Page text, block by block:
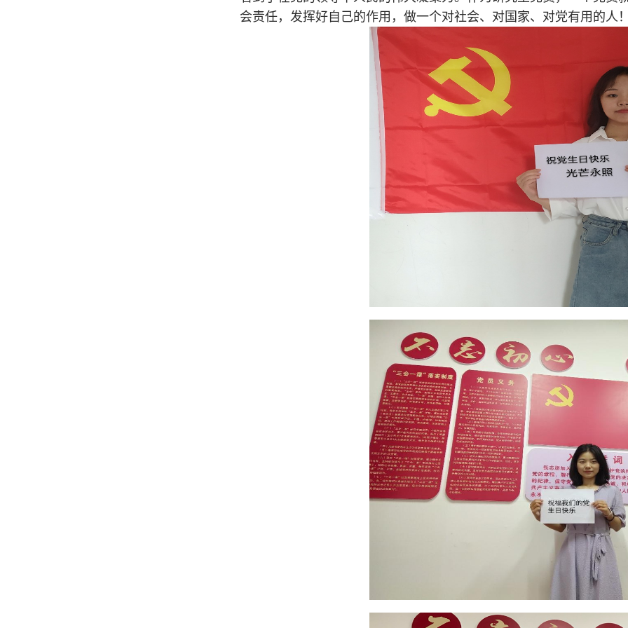
会责任，发挥好自己的作用，做一个对社会、对国家、对党有用的人